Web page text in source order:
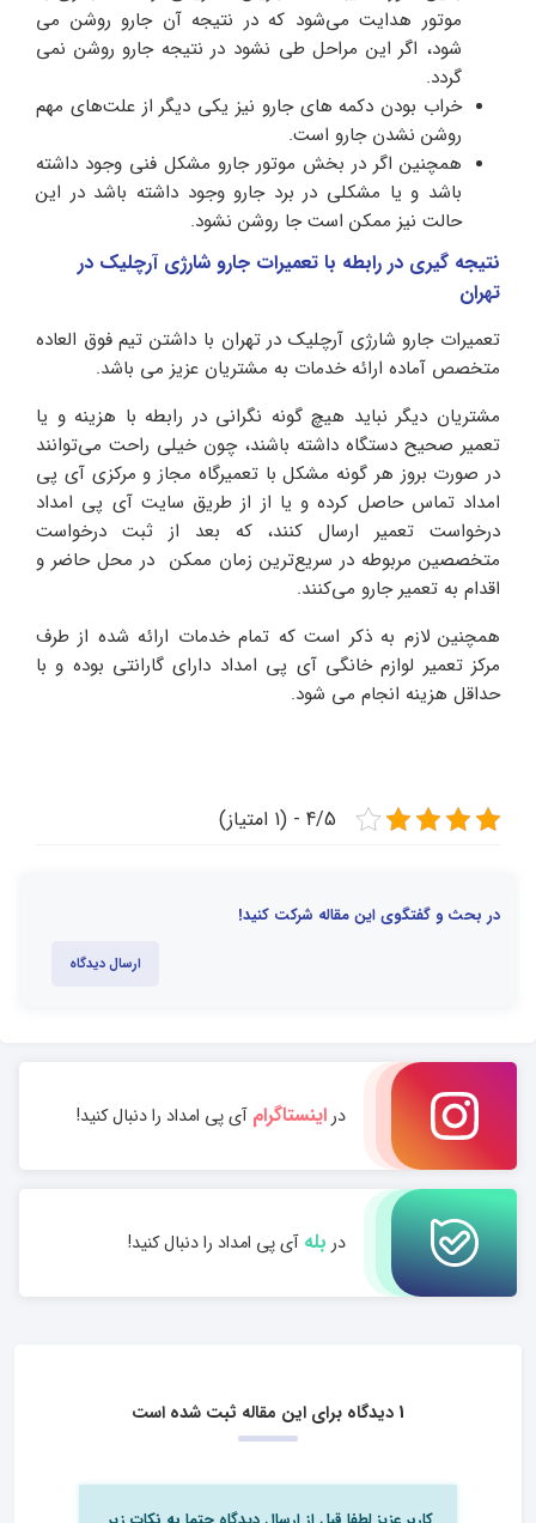
موتور هدایت می‌شود که در نتیجه آن جارو روشن می
شود، اگر این مراحل طی نشود در نتیجه جارو روشن نمی
گردد.
خراب بودن دکمه های جارو نیز یکی دیگر از علت‌های مهم
روشن نشدن جارو است.
همچنین اگر در بخش موتور جارو مشکل فنی وجود داشته
باشد و یا مشکلی در برد جارو وجود داشته باشد در این
حالت نیز ممکن است جا روشن نشود.
نتیجه گیری در رابطه با تعمیرات جارو شارژی آرچلیک در
تهران
تعمیرات جارو شارژی آرچلیک در تهران با داشتن تیم فوق العاده
متخصص آماده ارائه خدمات به مشتریان عزیز می باشد.
مشتریان دیگر نباید هیچ گونه نگرانی در رابطه با هزینه و یا
تعمیر صحیح دستگاه داشته باشند، چون خیلی راحت می‌توانند
در صورت بروز هر گونه مشکل با تعمیرگاه مجاز و مرکزی آی پی
امداد تماس حاصل کرده و یا از از طریق سایت آی پی امداد
درخواست تعمیر ارسال کنند، که بعد از ثبت درخواست
متخصصین مربوطه در سریع‌ترین زمان ممکن در محل حاضر و
اقدام به تعمیر جارو می‌کنند.
همچنین لازم به ذکر است که تمام خدمات ارائه شده از طرف
مرکز تعمیر لوازم خانگی آی پی امداد دارای گارانتی بوده و با
حداقل هزینه انجام می شود.
4/5 - (1 امتیاز)
در بحث و گفتگوی این مقاله شرکت کنید!
ارسال دیدگاه
دراینستاگرامآی پی امداد را دنبال کنید!
در بلهآی پی امداد را دنبال کنید!
1 دیدگاه برای این مقاله ثبت شده است